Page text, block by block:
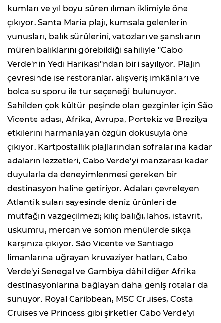
kumları ve yıl boyu süren ılıman iklimiyle öne
çıkıyor. Santa Maria plajı, kumsala gelenlerin
yunusları, balık sürülerini, vatozları ve şanslıların
müren balıklarını görebildiği sahiliyle "Cabo
Verde'nin Yedi Harikası"ndan biri sayılıyor. Plajın
çevresinde ise restoranlar, alışveriş imkânları ve
bolca su sporu ile tur seçeneği bulunuyor.
Sahilden çok kültür peşinde olan gezginler için São
Vicente adası, Afrika, Avrupa, Portekiz ve Brezilya
etkilerini harmanlayan özgün dokusuyla öne
çıkıyor. Kartpostallık plajlarından sofralarına kadar
adaların lezzetleri, Cabo Verde'yi manzarası kadar
duyularla da deneyimlenmesi gereken bir
destinasyon haline getiriyor. Adaları çevreleyen
Atlantik suları sayesinde deniz ürünleri de
mutfağın vazgeçilmezi; kılıç balığı, lahos, istavrit,
uskumru, mercan ve somon menülerde sıkça
karşınıza çıkıyor. São Vicente ve Santiago
limanlarına uğrayan kruvaziyer hatları, Cabo
Verde'yi Senegal ve Gambiya dâhil diğer Afrika
destinasyonlarına bağlayan daha geniş rotalar da
sunuyor. Royal Caribbean, MSC Cruises, Costa
Cruises ve Princess gibi şirketler Cabo Verde'yi